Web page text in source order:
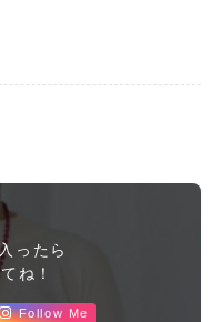
ったら
ね！
Follow Me